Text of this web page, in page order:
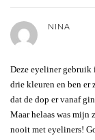
NINA
Deze eyeliner gebruik
drie kleuren en ben er
dat de dop er vanaf
Maar helaas was mijn
nooit met eyeliners!